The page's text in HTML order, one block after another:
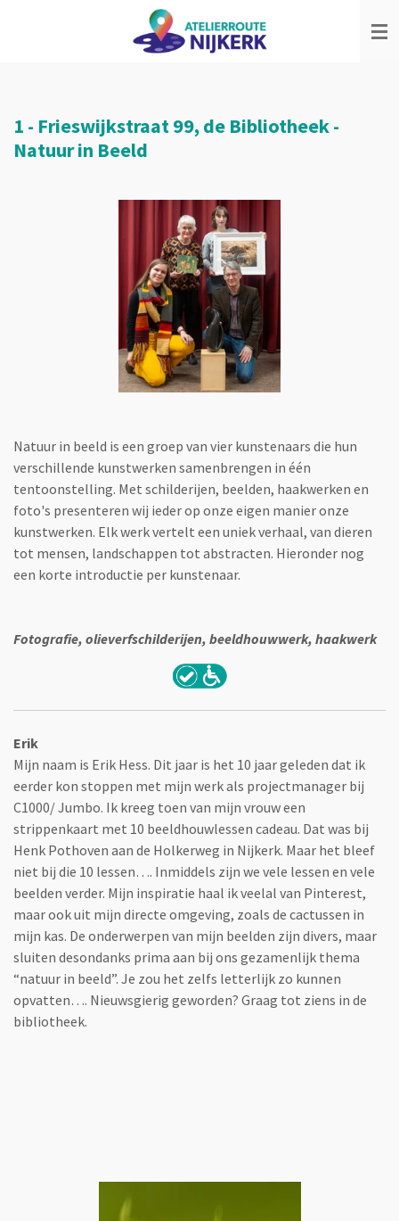
1 - Frieswijkstraat 99, de Bibliotheek-
Natuur in Beeld
Natuur in beeld is een groep van vier kunstenaars die hun
verschillende kunstwerken samenbrengen in één
tentoonstelling. Met schilderijen, beelden, haakwerken en
foto's presenteren wij ieder op onze eigen manier onze
kunstwerken. Elk werk vertelt een uniek verhaal, van dieren
tot mensen, landschappen tot abstracten. Hieronder nog
een korte introductie per kunstenaar.
Fotografie, olieverfschilderijen, beeldhouwwerk, haakwerk
Erik
Mijn naam is Erik Hess. Dit jaar is het 10 jaar geleden dat ik
eerder kon stoppen met mijn werk als projectmanager bij
C1000/ Jumbo. Ik kreeg toen van mijn vrouw een
strippenkaart met 10 beeldhouwlessen cadeau. Dat was bij
Henk Pothoven aan de Holkerweg in Nijkerk. Maar het bleef
niet bij die 10 lessen…. Inmiddels zijn we vele lessen en vele
beelden verder. Mijn inspiratie haal ik veelal van Pinterest,
maar ook uit mijn directe omgeving, zoals de cactussen in
mijn kas. De onderwerpen van mijn beelden zijn divers, maar
sluiten desondanks prima aan bij ons gezamenlijk thema
“natuur in beeld”. Je zou het zelfs letterlijk zo kunnen
opvatten…. Nieuwsgierig geworden? Graag tot ziens in de
bibliotheek.